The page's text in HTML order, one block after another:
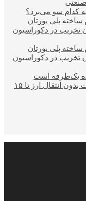
به کدام سو می‌برد؟
ساخته پلی یورتان
تخریب در دکوراسیون
ساخته پلی یورتان
تخریب در دکوراسیون
تمدید بخشنامه اعتبار ثبت سفارشات بدون انتقال ارز تا ۱۵